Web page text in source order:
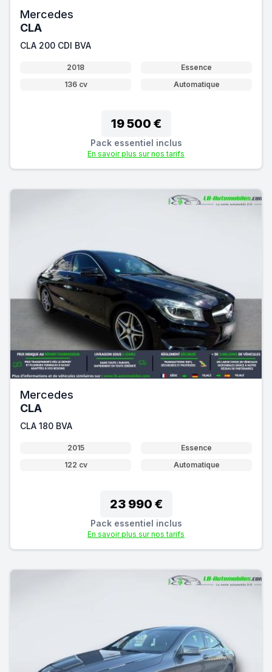
Mercedes
CLA
CLA 200 CDI BVA
2018
Essence
136 cv
Automatique
19 500 €
Pack essentiel inclus
En savoir plus sur nos tarifs
Mercedes
CLA
CLA 180 BVA
2015
Essence
122 cv
Automatique
23 990 €
Pack essentiel inclus
En savoir plus sur nos tarifs